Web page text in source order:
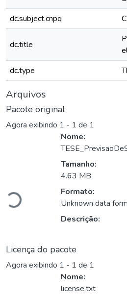
dc.subject.cnpq
dc.title
dc.type
Arquivos
Pacote original
Agora exibindo 1 - 1 de 1
Carregando...
Nome:
Tamanho:
4.63 MB
Formato:
Unknown data
Descrição:
Licença do pacote
Agora exibindo 1 - 1 de 1
Nome:
license.txt